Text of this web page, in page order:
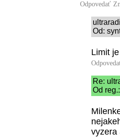
Odpovedať
Od:
Limit
Re:
Od
vyzera